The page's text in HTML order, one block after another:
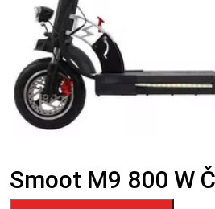
Smoot M9 800 W